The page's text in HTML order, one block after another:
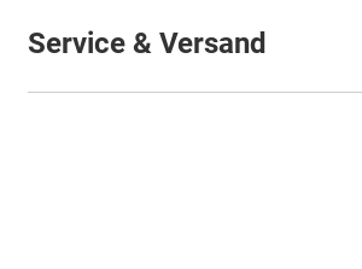
Service & Versand